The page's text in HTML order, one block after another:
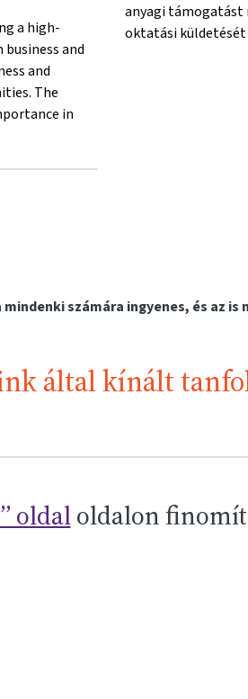
a high-
and
and
The
in
Applied Sciences Technikum
of Applied Sciences Technikum
of Applied Sciences
of Applied Sciences
of Applied Sciences
anyagi támogatást
oktatási
számára ingyenes, és az is
által kínált
oldaloldalon